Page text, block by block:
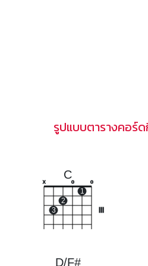
รูปแบบตารางคอร์
C
x
3
2
o
1
o
D/F#